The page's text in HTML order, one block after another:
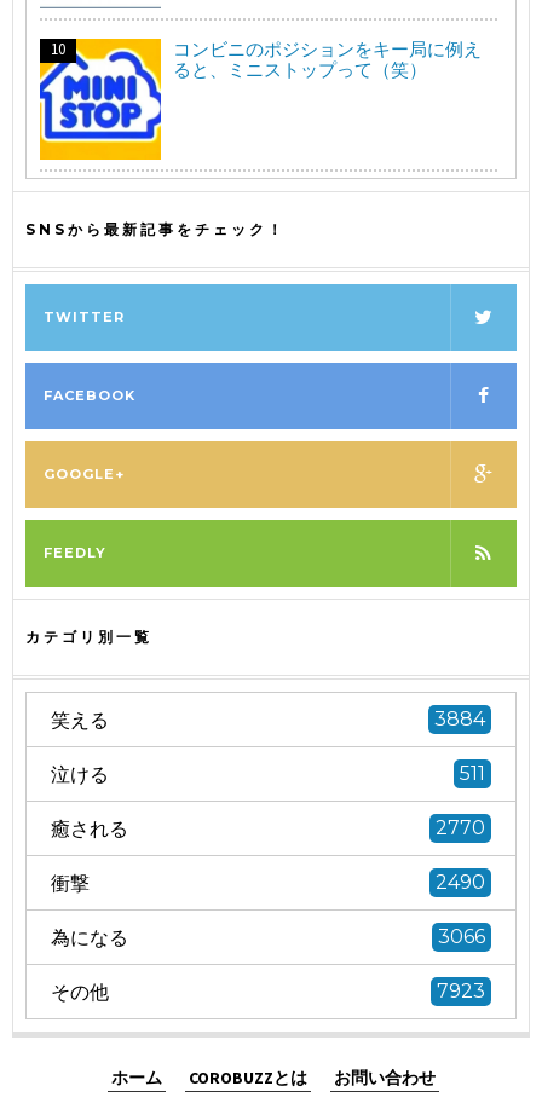
コンビニのポジションをキー局に例え
ると、ミニストップって（笑）
SNSから最新記事をチェック！
TWITTER
FACEBOOK
GOOGLE+
FEEDLY
カテゴリ別一覧
笑える 3884
泣ける 511
癒される 2770
衝撃 2490
為になる 3066
その他 7923
ホーム COROBUZZとは お問い合わせ